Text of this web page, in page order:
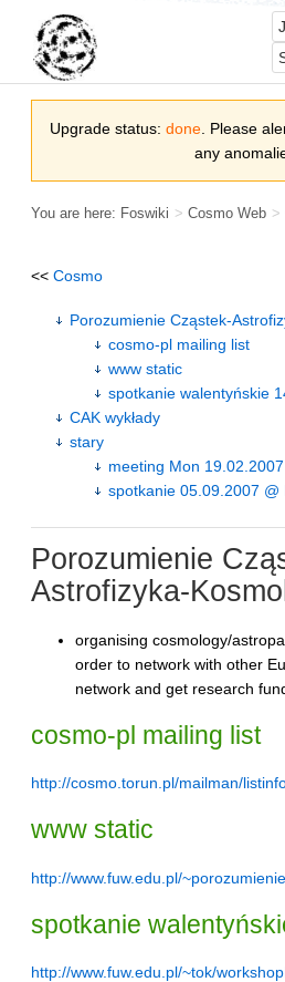
Upgrade status: done . Please
any
You are here: Foswiki > Cosmo Web >
<< Cosmo
Porozumienie Cząstek-
cosmo-pl mailing list
www static
spotkanie walentyńskie
CAK wykłady
stary
meeting Mon 19.02.2007
spotkanie 05.09.2007 @
Porozumienie
Astrofizyka-
organising cosmology/
order to network with other
network and get research
cosmo-pl mailing list
http://cosmo.torun.pl/mailman/
www static
http://www.fuw.edu.pl/
spotkanie
http://www.fuw.edu.pl/~tok/